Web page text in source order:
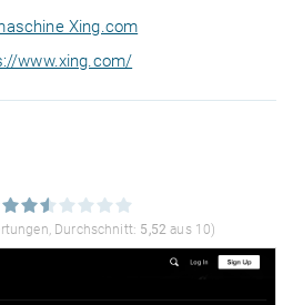
Xing.com
www.xing.com/
Durchschnitt: 5,52aus 10)